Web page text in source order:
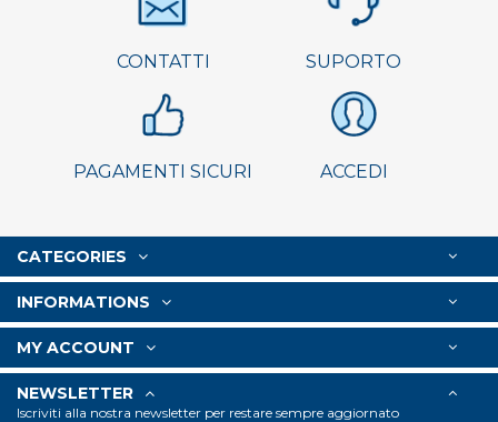
CONTATTI SUPORTO
PAGAMENTI SICURI ACCEDI
CATEGORIES
INFORMATIONS
MY ACCOUNT
NEWSLETTER
Iscriviti alla nostra newsletter per restare sempre aggiornato